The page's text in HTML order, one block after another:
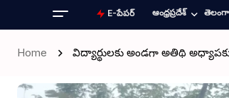
E-పేపర్ ఆంధ్రప్రదేశ్
Home విద్యార్థులకు అండగా అతిథి